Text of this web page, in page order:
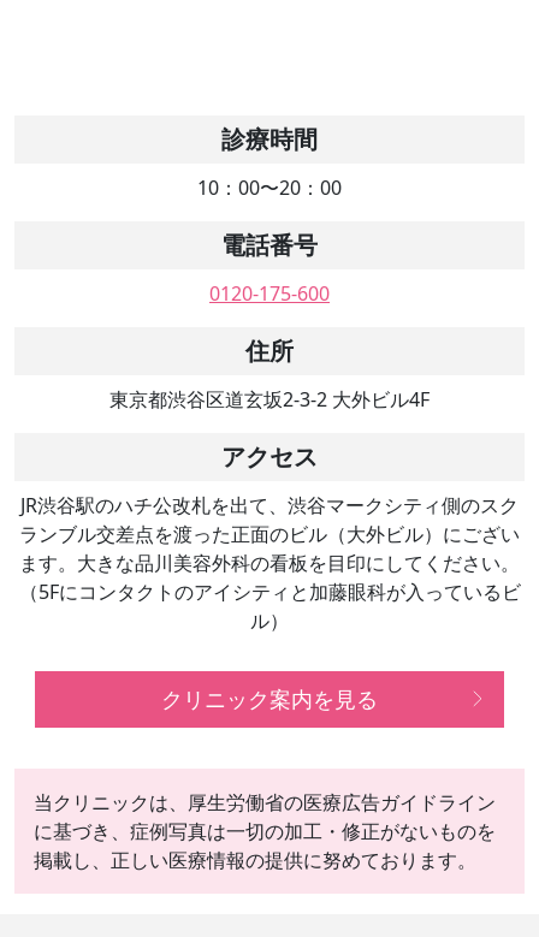
診療時間
10：00〜20：00
電話番号
0120-175-600
住所
東京都渋谷区道玄坂2-3-2 大外ビル4F
アクセス
JR渋谷駅のハチ公改札を出て、渋谷マークシティ側のスク
ランブル交差点を渡った正面のビル（大外ビル）にござい
ます。大きな品川美容外科の看板を目印にしてください。
（5Fにコンタクトのアイシティと加藤眼科が入っているビ
ル）
クリニック案内を見る
当クリニックは、厚生労働省の医療広告ガイドライン
に基づき、症例写真は一切の加工・修正がないものを
掲載し、正しい医療情報の提供に努めております。